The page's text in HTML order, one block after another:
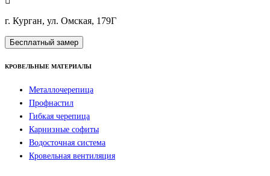
г. Курган, ул. Омская, 179Г
Бесплатный замер
КРОВЕЛЬНЫЕ МАТЕРИАЛЫ
Металлочерепица
Профнастил
Гибкая черепица
Карнизные софиты
Водосточная система
Кровельная вентиляция